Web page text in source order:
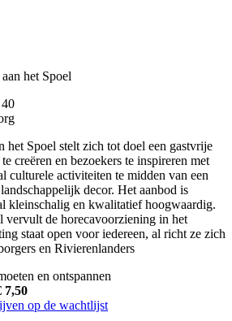
het Spoel
het Spoel stelt zich tot doel een gastvrije
creëren en bezoekers te inspireren met
culturele activiteiten te midden van een
decor. Het aanbod is
kleinschalig en kwalitatief hoogwaardig.
vervult de horecavoorziening in het
staat open voor iedereen, al richt ze zich
en Rivierenlanders
en ontspannen
7,50
op de wachtlijst